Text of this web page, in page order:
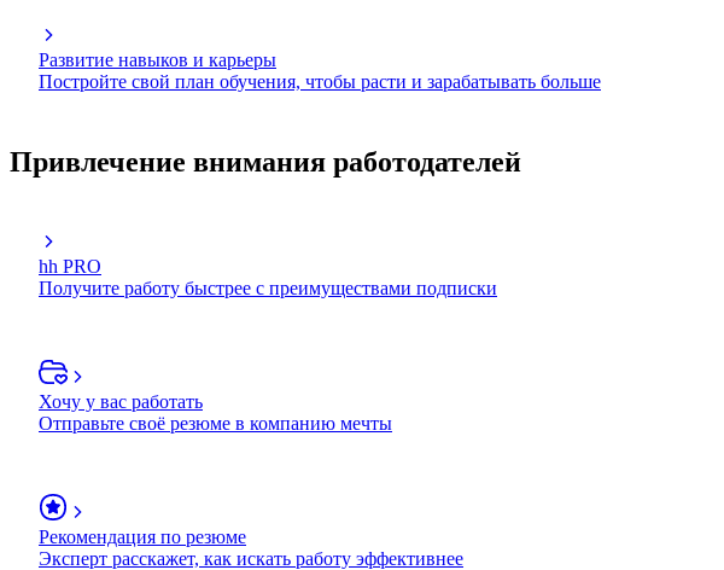
Развитие навыков и карьеры
Постройте свой план обучения, чтобы расти и зарабатывать больше
Привлечение внимания работодателей
hh PRO
Получите работу быстрее с преимуществами подписки
Хочу у вас работать
Отправьте своё резюме в компанию мечты
Рекомендация по резюме
Эксперт расскажет, как искать работу эффективнее